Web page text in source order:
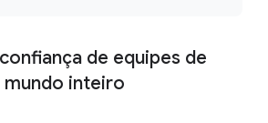
de equipes de
mundo inteiro